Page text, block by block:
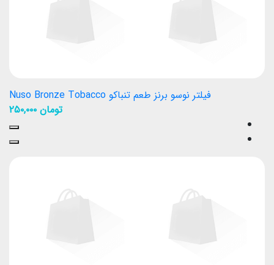
فیلتر نوسو برنز طعم تنباکو Nuso Bronze Tobacco
تومان